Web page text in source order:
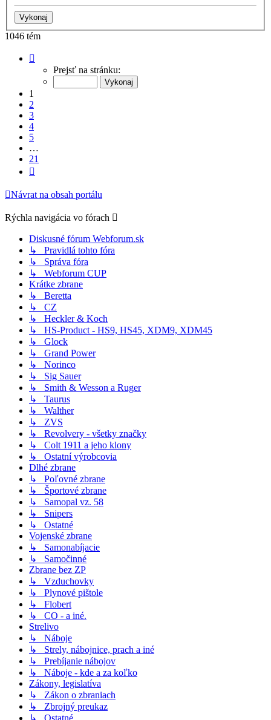
1046 tém
Prejsť na stránku:
1
2
3
4
5
…
21
Návrat na obsah portálu
Rýchla navigácia vo fórach
Diskusné fórum Webforum.sk
↳ Pravidlá tohto fóra
↳ Správa fóra
↳ Webforum CUP
Krátke zbrane
↳ Beretta
↳ CZ
↳ Heckler & Koch
↳ HS-Product - HS9, HS45, XDM9, XDM45
↳ Glock
↳ Grand Power
↳ Norinco
↳ Sig Sauer
↳ Smith & Wesson a Ruger
↳ Taurus
↳ Walther
↳ ZVS
↳ Revolvery - všetky značky
↳ Colt 1911 a jeho klony
↳ Ostatní výrobcovia
Dlhé zbrane
↳ Poľovné zbrane
↳ Športové zbrane
↳ Samopal vz. 58
↳ Snipers
↳ Ostatné
Vojenské zbrane
↳ Samonabíjacie
↳ Samočinné
Zbrane bez ZP
↳ Vzduchovky
↳ Plynové pištole
↳ Flobert
↳ CO - a iné.
Strelivo
↳ Náboje
↳ Strely, nábojnice, prach a iné
↳ Prebíjanie nábojov
↳ Náboje - kde a za koľko
Zákony, legislatíva
↳ Zákon o zbraniach
↳ Zbrojný preukaz